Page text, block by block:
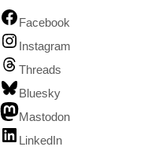
Facebook
Instagram
Threads
Bluesky
Mastodon
LinkedIn